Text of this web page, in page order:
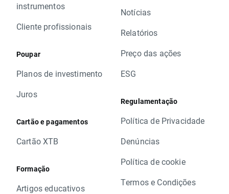
instrumentos
Cliente profissionais
Poupar
Planos de investimento
Juros
Cartão e pagamentos
Cartão XTB
Formação
Artigos educativos
Notícias
Relatórios
Preço das ações
ESG
Regulamentação
Política de Privacidade
Denúncias
Política de cookie
Termos e Condições